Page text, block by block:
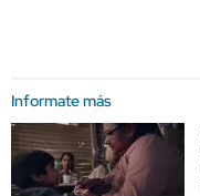
Informate más